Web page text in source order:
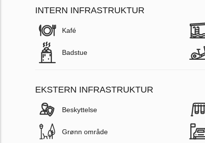
INTERN INFRASTRUKTUR
Kafé
Badstue
EKSTERN INFRASTRUKTUR
Beskyttelse
Grønn område